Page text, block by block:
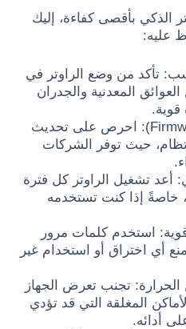
الذكي بأقصى كفاءة، إليك
عليه:
تأكد من وضع الراوتر في
المعدنية والجدران
✔ تحديث البرامج الثابتة (Firmware): احرص على تحديث
حيث توفر الشركات
تشغيل الراوتر كل فترة
خاصةً إذا كنت تستخدمه
استخدم كلمات مرور
أي اختراق أو استخدام غير
تجنب تعرض الجهاز
المغلقة التي قد تؤدي
أدائه.